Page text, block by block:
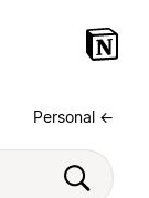
← Personal